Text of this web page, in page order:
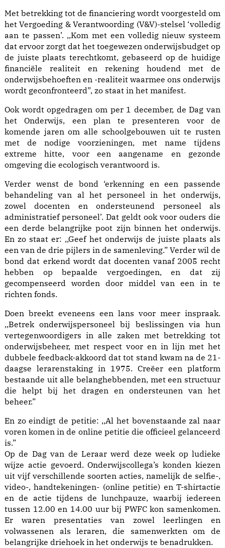
Met betrekking tot de financiering wordt voorgesteld om
het Vergoeding & Verantwoording (V&V)-stelsel ‘volledig
aan te passen’. ,,Kom met een volledig nieuw systeem
dat ervoor zorgt dat het toegewezen onderwijsbudget op
de juiste plaats terechtkomt, gebaseerd op de huidige
financiële realiteit en rekening houdend met de
onderwijsbehoeften en -realiteit waarmee ons onderwijs
wordt geconfronteerd”, zo staat in het manifest.
Ook wordt opgedragen om per 1 december, de Dag van
het Onderwijs, een plan te presenteren voor de
komende jaren om alle schoolgebouwen uit te rusten
met de nodige voorzieningen, met name tijdens
extreme hitte, voor een aangename en gezonde
omgeving die ecologisch verantwoord is.
Verder wenst de bond ‘erkenning en een passende
behandeling van al het personeel in het onderwijs,
zowel docenten en ondersteunend personeel als
administratief personeel’. Dat geldt ook voor ouders die
een derde belangrijke poot zijn binnen het onderwijs.
En zo staat er: ,,Geef het onderwijs de juiste plaats als
een van de drie pijlers in de samenleving.” Verder wil de
bond dat erkend wordt dat docenten vanaf 2005 recht
hebben op bepaalde vergoedingen, en dat zij
gecompenseerd worden door middel van een in te
richten fonds.
Doen breekt eveneens een lans voor meer inspraak.
,,Betrek onderwijspersoneel bij beslissingen via hun
vertegenwoordigers in alle zaken met betrekking tot
onderwijsbeheer, met respect voor en in lijn met het
dubbele feedback-akkoord dat tot stand kwam na de 21-
daagse lerarenstaking in 1975. Creëer een platform
bestaande uit alle belanghebbenden, met een structuur
die helpt bij het dragen en ondersteunen van het
beheer.”
En zo eindigt de petitie: ,,Al het bovenstaande zal naar
voren komen in de online petitie die officieel gelanceerd
is.”
Op de Dag van de Leraar werd deze week op ludieke
wijze actie gevoerd. Onderwijscollega’s konden kiezen
uit vijf verschillende soorten acties, namelijk de selfie-,
video-, handtekeningen- (online petitie) en T-shirtactie
en de actie tijdens de lunchpauze, waarbij iedereen
tussen 12.00 en 14.00 uur bij PWFC kon samenkomen.
Er waren presentaties van zowel leerlingen en
volwassenen als leraren, die samenwerkten om de
belangrijke driehoek in het onderwijs te benadrukken.